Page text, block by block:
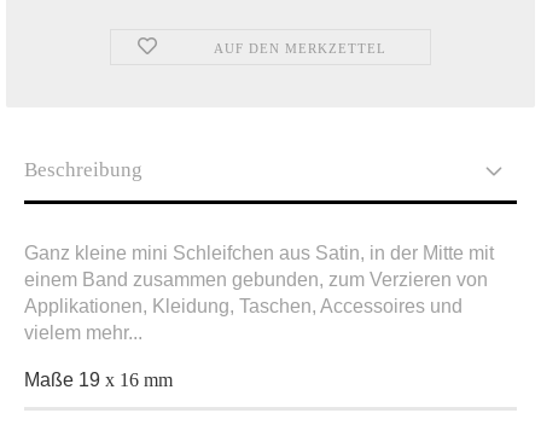
AUF DEN MERKZETTEL
Beschreibung
Ganz kleine mini Schleifchen aus Satin, in der Mitte mit
einem Band zusammen gebunden, zum Verzieren von
Applikationen, Kleidung, Taschen, Accessoires und
vielem mehr...
Maße 19 x 16 mm